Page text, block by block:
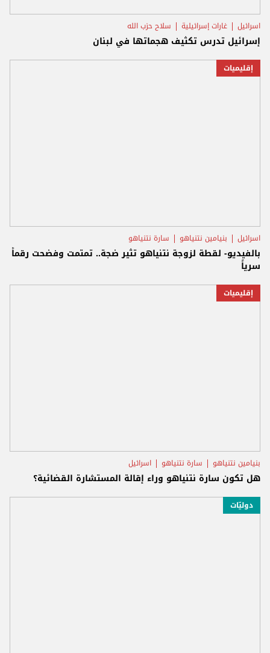
اسرائيل غارات إسرائيلية سلاح حزب الله
إسرائيل تدرس تكثيف هجماتها في لبنان
إقليميات
اسرائيل بنيامين نتنياهو سارة نتنياهو
بالفيديو- لقطة لزوجة نتنياهو تثير ضجة.. تمتمت وفضحت رقماً
سرياً
إقليميات
بنيامين نتنياهو سارة نتنياهو اسرائيل
هل تكون سارة نتنياهو وراء إقالة المستشارة القضائية؟
دوليّات